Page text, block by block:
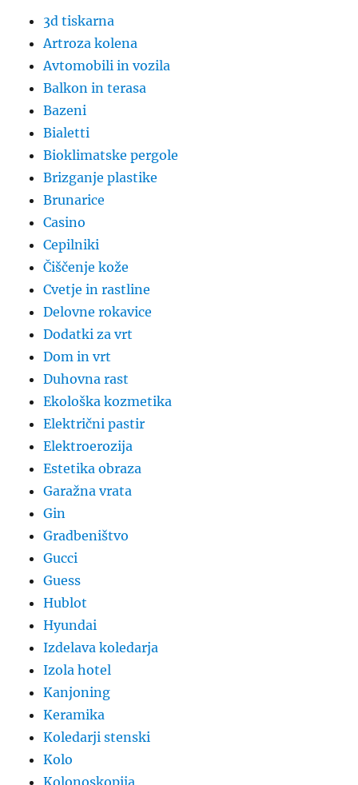
3d tiskarna
Artroza kolena
Avtomobili in vozila
Balkon in terasa
Bazeni
Bialetti
Bioklimatske pergole
Brizganje plastike
Brunarice
Casino
Cepilniki
Čiščenje kože
Cvetje in rastline
Delovne rokavice
Dodatki za vrt
Dom in vrt
Duhovna rast
Ekološka kozmetika
Električni pastir
Elektroerozija
Estetika obraza
Garažna vrata
Gin
Gradbeništvo
Gucci
Guess
Hublot
Hyundai
Izdelava koledarja
Izola hotel
Kanjoning
Keramika
Koledarji stenski
Kolo
Kolonoskopija